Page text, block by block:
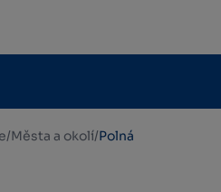
/Města a okolí/Polná